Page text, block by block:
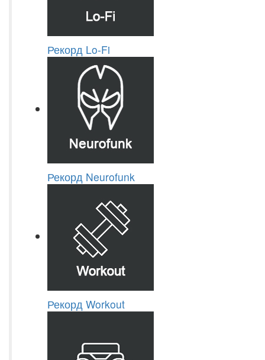
Рекорд Lo-Fi
Рекорд Neurofunk
Рекорд Workout